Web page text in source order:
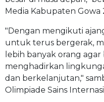
Media Kabupaten
"Dengan mengikuti
untuk terus bergerak,
lebih banyak orang agar
menghadirkan
dan berkelanjutan,"
Olimpiade Sains